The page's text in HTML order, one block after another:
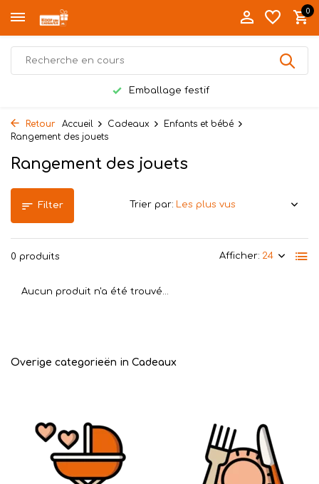
0
Emballage festif
Retour Accueil Cadeaux
Enfants et bébé
Rangement des jouets
Rangement des jouets
Filter
0 produits Afficher:
Trier par:
Aucun produit n'a été trouvé...
Overige categorieën in Cadeaux